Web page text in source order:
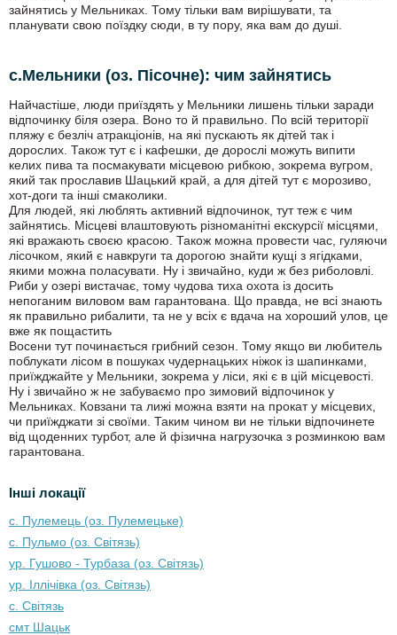
зайнятись у Мельниках. Тому тільки вам вирішувати, та
планувати свою поїздку сюди, в ту пору, яка вам до душі.
с.Мельники (оз. Пісочне): чим зайнятись
Найчастіше, люди приїздять у Мельники лишень тільки заради
відпочинку біля озера. Воно то й правильно. По всій території
пляжу є безліч атракціонів, на які пускають як дітей так і
дорослих. Також тут є і кафешки, де дорослі можуть випити
келих пива та посмакувати місцевою рибкою, зокрема вугром,
який так прославив Шацький край, а для дітей тут є морозиво,
хот-доги та інші смаколики.
Для людей, які люблять активний відпочинок, тут теж є чим
зайнятись. Місцеві влаштовують різноманітні екскурсії місцями,
які вражають своєю красою. Також можна провести час, гуляючи
лісочком, який є навкруги та дорогою знайти кущі з ягідками,
якими можна поласувати. Ну і звичайно, куди ж без риболовлі.
Риби у озері вистачає, тому чудова тиха охота із досить
непоганим виловом вам гарантована. Що правда, не всі знають
як правильно рибалити, та не у всіх є вдача на хороший улов, це
вже як пощастить
Восени тут починається грибний сезон. Тому якщо ви любитель
поблукати лісом в пошуках чудернацьких ніжок із шапинками,
приїжджайте у Мельники, зокрема у ліси, які є в цій місцевості.
Ну і звичайно ж не забуваємо про зимовий відпочинок у
Мельниках. Ковзани та лижі можна взяти на прокат у місцевих,
чи приїжджати зі своїми. Таким чином ви не тільки відпочинете
від щоденних турбот, але й фізична нагрузочка з розминкою вам
гарантована.
Інші локації
с. Пулемець (оз. Пулемецьке)
с. Пульмо (оз. Світязь)
ур. Гушово - Турбаза (оз. Світязь)
ур. Іллічівка (оз. Світязь)
с. Світязь
смт Шацьк